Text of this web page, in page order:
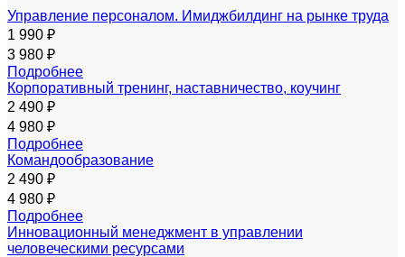
Управление персоналом. Имиджбилдинг на рынке труда
1 990 ₽
3 980 ₽
Подробнее
Корпоративный тренинг, наставничество, коучинг
2 490 ₽
4 980 ₽
Подробнее
Командообразование
2 490 ₽
4 980 ₽
Подробнее
Инновационный менеджмент в управлении
человеческими ресурсами